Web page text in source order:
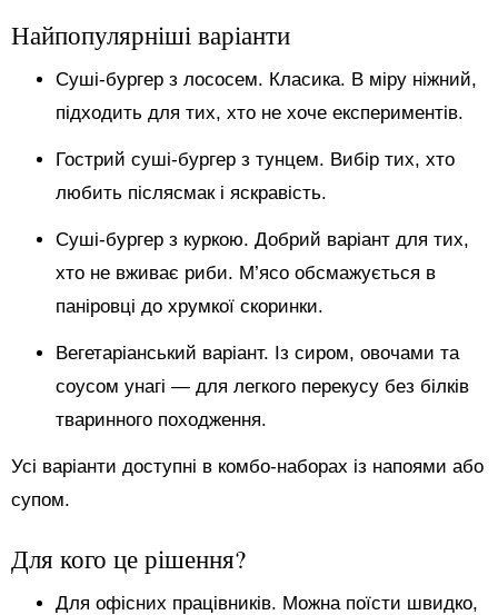
Найпопулярніші варіанти
Суші-бургер з лососем. Класика. В міру ніжний,
підходить для тих, хто не хоче експериментів.
Гострий суші-бургер з тунцем. Вибір тих, хто
любить післясмак і яскравість.
Суші-бургер з куркою. Добрий варіант для тих,
хто не вживає риби. М’ясо обсмажується в
паніровці до хрумкої скоринки.
Вегетаріанський варіант. Із сиром, овочами та
соусом унагі — для легкого перекусу без білків
тваринного походження.
Усі варіанти доступні в комбо-наборах із напоями або
супом.
Для кого це рішення?
Для офісних працівників. Можна поїсти швидко,